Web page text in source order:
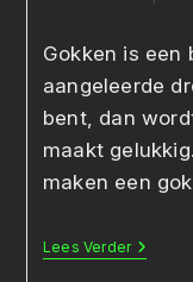
Gokken is een
aangeleerde
bent, dan
maakt
maken een
Lees VerderEen
Gokkast